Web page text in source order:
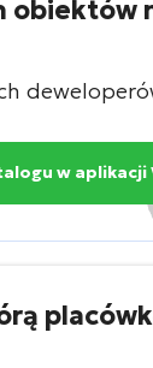
obiektów
w aplikacji